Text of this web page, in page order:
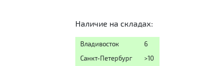
Наличие на складах:
Владивосток
6
Санкт-Петербург
>10